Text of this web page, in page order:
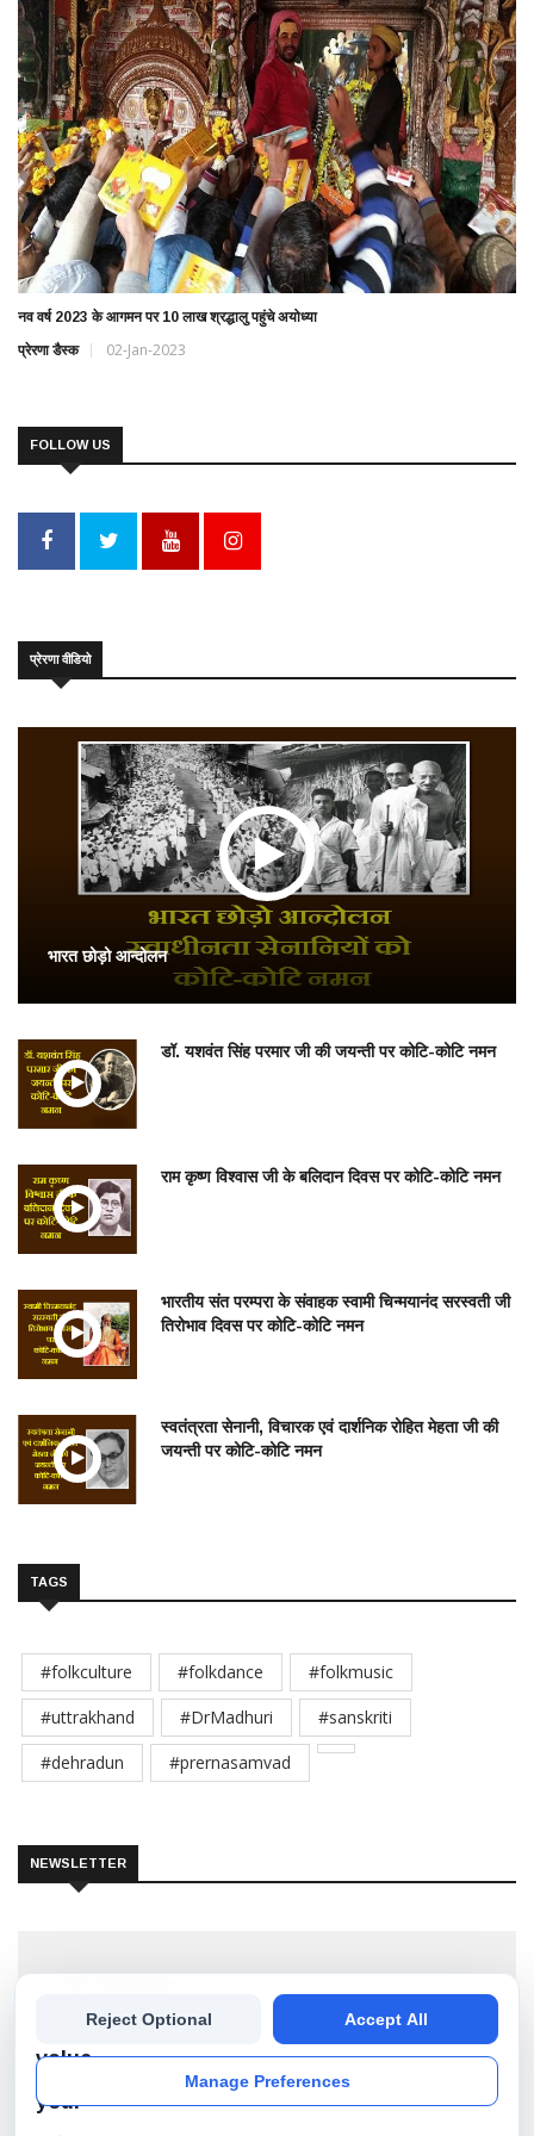
नव वर्ष 2023 के आगमन पर 10 लाख श्रद्धालु पहुंचे अयोध्या
प्रेरणा डैस्क 02-Jan-2023
FOLLOW US
प्रेरणा वीडियो
भारत छोड़ो आन्दोलन
डॉ. यशवंत सिंह परमार जी की जयन्ती पर कोटि-कोटि नमन
राम कृष्ण विश्वास जी के बलिदान दिवस पर कोटि-कोटि नमन
भारतीय संत परम्परा के संवाहक स्वामी चिन्मयानंद सरस्वती जी
तिरोभाव दिवस पर कोटि-कोटि नमन
स्वतंत्रता सेनानी, विचारक एवं दार्शनिक रोहित मेहता जी की
जयन्ती पर कोटि-कोटि नमन
TAGS
#folkculture #folkdance
#folkmusic
#uttrakhand
#DrMadhuri
#sanskriti
#dehradun
#prernasamvad
NEWSLETTER
Subscribe our newsletter to get the best stories into
your inbox!
value
your
Manage Preferences
Reject Optional Accept All